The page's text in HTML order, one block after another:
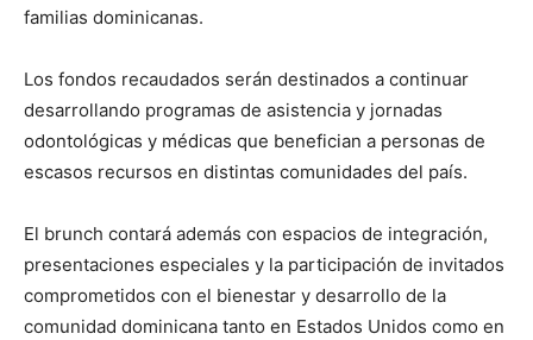
familias dominicanas.
Los fondos recaudados serán destinados a continuar
desarrollando programas de asistencia y jornadas
odontológicas y médicas que benefician a personas de
escasos recursos en distintas comunidades del país.
El brunch contará además con espacios de integración,
presentaciones especiales y la participación de invitados
comprometidos con el bienestar y desarrollo de la
comunidad dominicana tanto en Estados Unidos como en